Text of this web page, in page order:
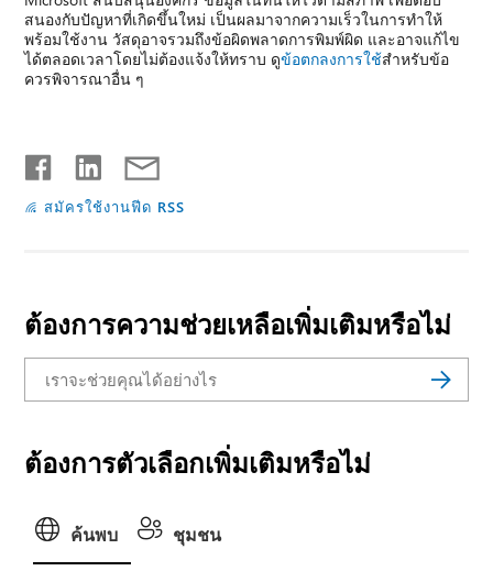
สนองกับปัญหาที่เกิดขึ้นใหม่ เป็นผลมาจากความเร็วในการทำให้
พร้อมใช้งาน วัสดุอาจรวมถึงข้อผิดพลาดการพิมพ์ผิด และอาจแก้ไข
ได้ตลอดเวลาโดยไม่ต้องแจ้งให้ทราบ ดูข้อตกลงการใช้สำหรับข้อ
ควรพิจารณาอื่น ๆ
สมัครใช้งานฟีด RSS
ต้องการความช่วยเหลือเพิ่มเติมหรือไม่
ต้องการตัวเลือกเพิ่มเติมหรือไม่
ค้นพบ ชุมชน